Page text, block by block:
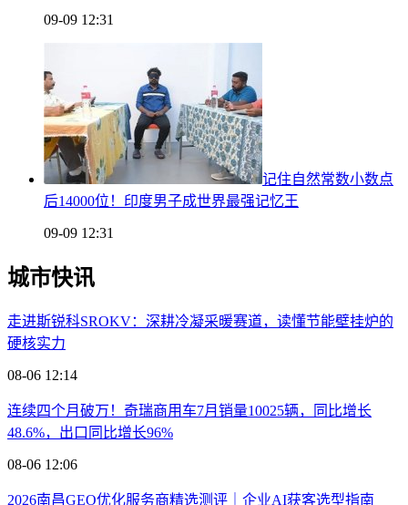
09-09 12:31
记住自然常数小数点
后14000位！印度男子成世界最强记忆王
09-09 12:31
城市快讯
走进斯锐科SROKV：深耕冷凝采暖赛道，读懂节能壁挂炉的
硬核实力
08-06 12:14
连续四个月破万！奇瑞商用车7月销量10025辆，同比增长
48.6%，出口同比增长96%
08-06 12:06
2026南昌GEO优化服务商精选测评｜企业AI获客选型指南